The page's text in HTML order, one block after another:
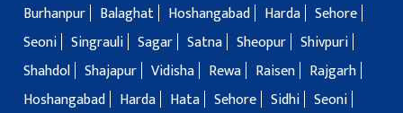
Burhanpur
Balaghat Hoshangabad Harda Sehore
Seoni Singrauli Sagar Satna Sheopur Shivpuri
Shahdol Shajapur Vidisha Rewa Raisen
Rajgarh
Hoshangabad
Harda Hata Sehore Sidhi Seoni